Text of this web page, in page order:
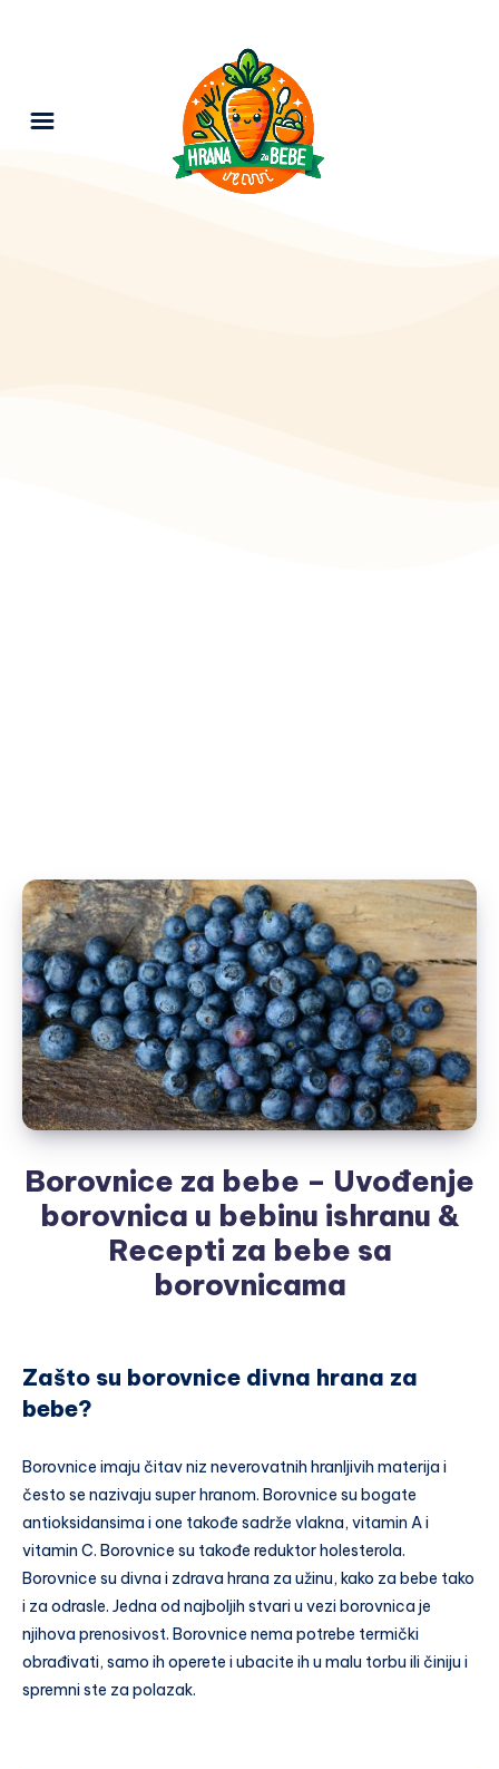
Borovnice za bebe – Uvođenje
borovnica u bebinu ishranu &
Recepti za bebe sa
borovnicama
Zašto su borovnice divna hrana za
bebe?
Borovnice imaju čitav niz neverovatnih hranljivih materija i
često se nazivaju super hranom. Borovnice su bogate
antioksidansima i one takođe sadrže vlakna, vitamin A i
vitamin C. Borovnice su takođe reduktor holesterola.
Borovnice su divna i zdrava hrana za užinu, kako za bebe tako
i za odrasle. Jedna od najboljih stvari u vezi borovnica je
njihova prenosivost. Borovnice nema potrebe termički
obrađivati, samo ih operete i ubacite ih u malu torbu ili činiju i
spremni ste za polazak.